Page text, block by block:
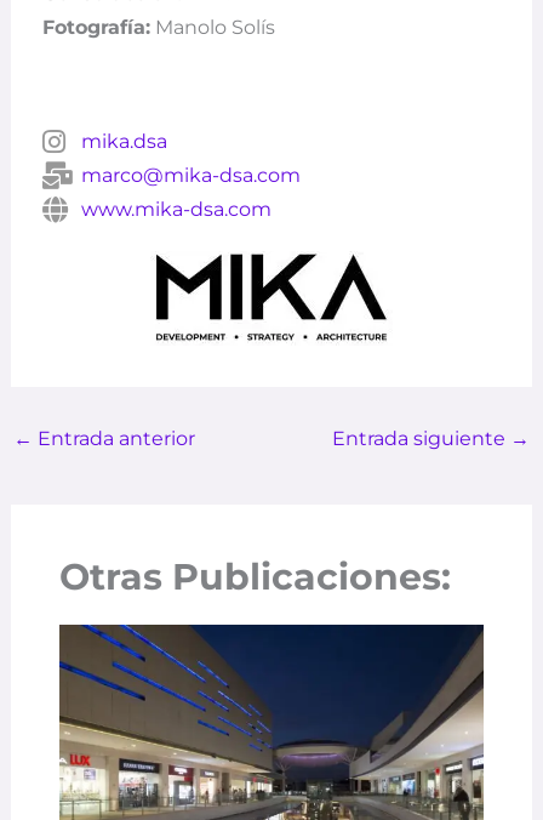
Fotografía:Manolo Solís
mika.dsa
marco@mika-dsa.com
www.mika-dsa.com
← Entrada anterior Entrada siguiente →
Otras Publicaciones: